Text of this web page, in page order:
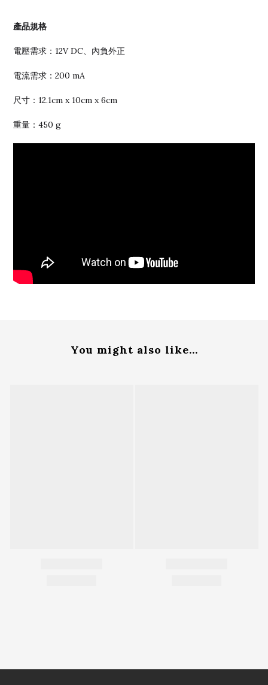
產品規格
電壓需求：12V DC、內負外正
電流需求：200 mA
尺寸：12.1cm x 10cm x 6cm
重量：450 g
You might also like...